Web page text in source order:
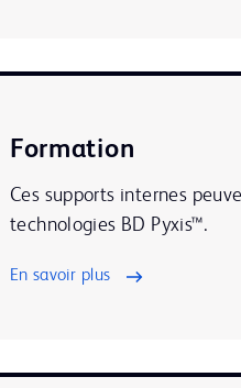
Formation
Ces supports internes
technologies BD Pyxis™.
En savoir plus